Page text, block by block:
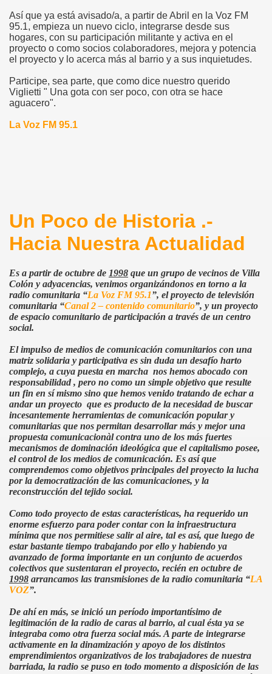
Así que ya está avisado/a, a partir de Abril en la Voz FM
95.1, empieza un nuevo ciclo, integrarse desde sus
hogares, con su participación militante y activa en el
proyecto o como socios colaboradores, mejora y potencia
el proyecto y lo acerca más al barrio y a sus inquietudes.
Participe, sea parte, que como dice nuestro querido
Viglietti " Una gota con ser poco, con otra se hace
aguacero".
La Voz FM 95.1
Un Poco de Historia .-
Hacia Nuestra Actualidad
Es a partir de octubre de 1998 que un grupo de vecinos de Villa
Colón y adyacencias, venimos organizándonos en torno a la
radio comunitaria “La Voz FM 95.1”, el proyecto de televisión
comunitaria “Canal 2 – contenido comunitario”, y un proyecto
de espacio comunitario de participación a través de un centro
social.
El impulso de medios de comunicación comunitarios con una
matriz solidaria y participativa es sin duda un desafío harto
complejo, a cuya puesta en marcha nos hemos abocado con
responsabilidad , pero no como un simple objetivo que resulte
un fin en sí mismo sino que hemos venido tratando de echar a
andar un proyecto que es producto de la necesidad de buscar
incesantemente herramientas de comunicación popular y
comunitarias que nos permitan desarrollar más y mejor una
propuesta comunicacionàl contra uno de los más fuertes
mecanismos de dominación ideológica que el capitalismo posee,
el control de los medios de comunicación. Es así que
comprendemos como objetivos principales del proyecto la lucha
por la democratización de las comunicaciones, y la
reconstrucción del tejido social.
Como todo proyecto de estas características, ha requerido un
enorme esfuerzo para poder contar con la infraestructura
mínima que nos permitiese salir al aire, tal es así, que luego de
estar bastante tiempo trabajando por ello y habiendo ya
avanzado de forma importante en un conjunto de acuerdos
colectivos que sustentaran el proyecto, recién en octubre de
1998 arrancamos las transmisiones de la radio comunitaria “LA
VOZ”.
De ahí en más, se inició un período importantísimo de
legitimación de la radio de caras al barrio, al cual ésta ya se
integraba como otra fuerza social más. A parte de integrarse
activamente en la dinamización y apoyo de los distintos
emprendimientos organizativos de los trabajadores de nuestra
barriada, la radio se puso en todo momento a disposición de las